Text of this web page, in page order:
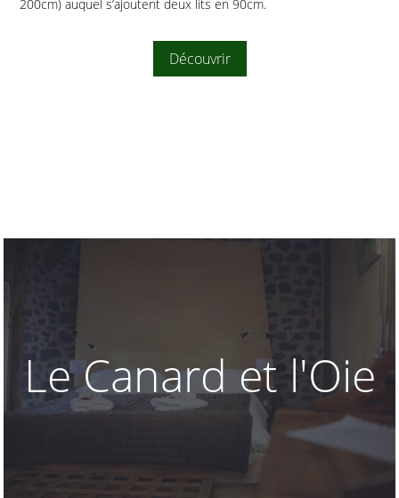
200cm) auquel s’ajoutent deux lits en 90cm.
Découvrir
Le Canard et l'Oie